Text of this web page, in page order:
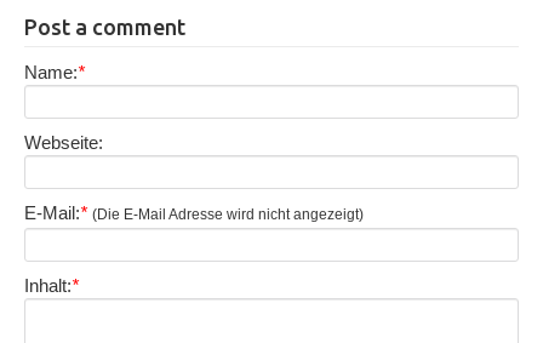
Post a comment
Name:*
Webseite:
E-Mail:* (Die E-Mail Adresse wird nicht angezeigt)
Inhalt:*